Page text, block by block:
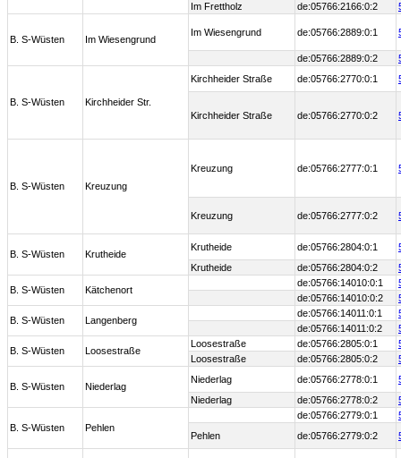
Im Frettholz
de:05766:2166:0:2
B. S-Wüsten Im Wiesengrund
Im Wiesengrund de:05766:2889:0:1
de:05766:2889:0:2
B. S-Wüsten Kirchheider Str.
Kirchheider Straße de:05766:2770:0:1
Kirchheider Straße de:05766:2770:0:2
B. S-Wüsten Kreuzung
Kreuzung de:05766:2777:0:1
Kreuzung de:05766:2777:0:2
B. S-Wüsten Krutheide
Krutheide de:05766:2804:0:1
Krutheide
de:05766:2804:0:2
B. S-Wüsten Kätchenort
de:05766:14010:0:1
de:05766:14010:0:2
B. S-Wüsten Langenberg
de:05766:14011:0:1
de:05766:14011:0:2
B. S-Wüsten Loosestraße
Loosestraße de:05766:2805:0:1
Loosestraße
de:05766:2805:0:2
B. S-Wüsten Niederlag
Niederlag de:05766:2778:0:1
Niederlag
de:05766:2778:0:2
B. S-Wüsten Pehlen
de:05766:2779:0:1
Pehlen
de:05766:2779:0:2